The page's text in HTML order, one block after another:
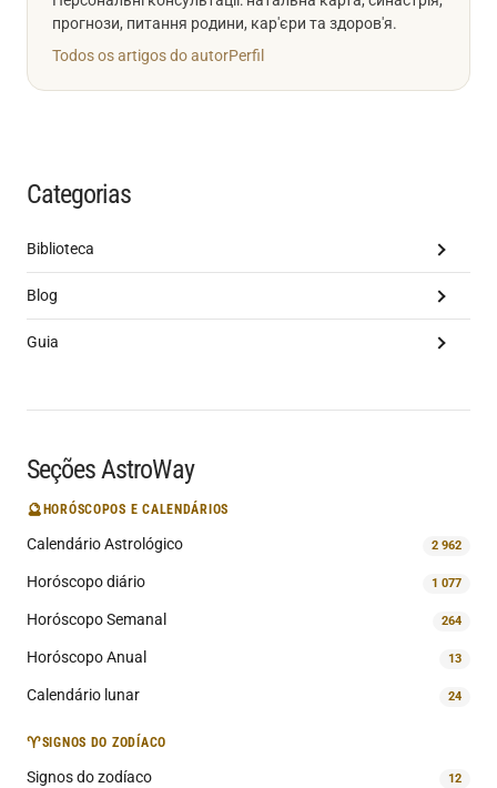
прогнози, питання родини, кар'єри та здоров'я.
Todos os artigos do autorPerfil
Categorias
Biblioteca
Blog
Guia
Seções AstroWay
🔮HORÓSCOPOS E CALENDÁRIOS
Calendário Astrológico 2 962
Horóscopo diário 1 077
Horóscopo Semanal 264
Horóscopo Anual 13
Calendário lunar 24
♈SIGNOS DO ZODÍACO
Signos do zodíaco 12